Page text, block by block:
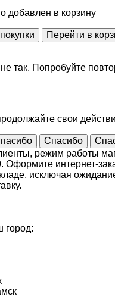
добавлен в корзину
так. Попробуйте
свои
Спасибо
режим работы
Оформите интернет-
исключая
город: